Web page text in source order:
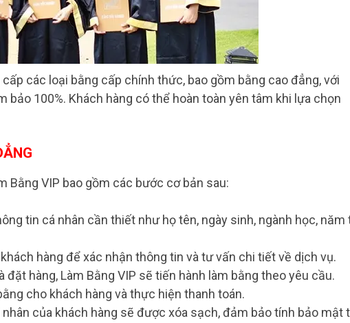
các loại bằng cấp chính thức, bao gồm bằng cao đẳng, với
100%. Khách hàng có thể hoàn toàn yên tâm khi lựa chọn
Bằng VIP bao gồm các bước cơ bản sau:
tin cá nhân cần thiết như họ tên, ngày sinh, ngành học, năm
hàng để xác nhận thông tin và tư vấn chi tiết về dịch vụ.
đặt hàng, Làm Bằng VIP sẽ tiến hành làm bằng theo yêu cầu.
cho khách hàng và thực hiện thanh toán.
của khách hàng sẽ được xóa sạch, đảm bảo tính bảo mật